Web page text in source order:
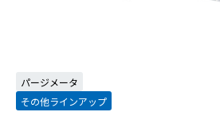
パージメータ
その他ラインアップ